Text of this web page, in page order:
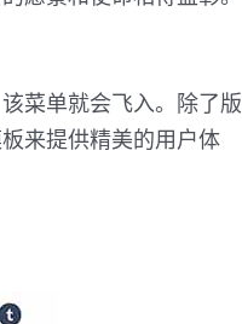
菜单就会飞入。除了版
来提供精美的用户体